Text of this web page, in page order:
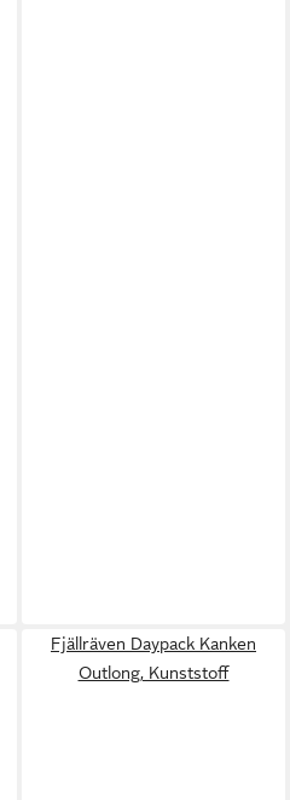
Fjällräven Daypack Kanken
Outlong, Kunststoff